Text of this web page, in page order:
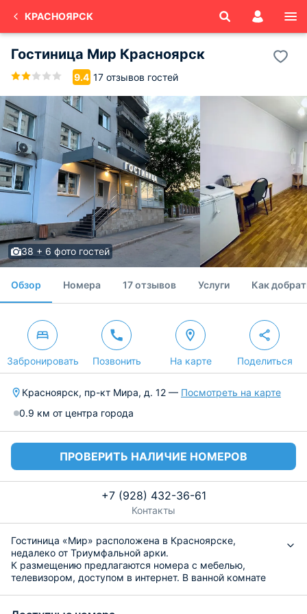
КРАСНОЯРСК
Гостиница Мир Красноярск
9.4 17 отзывов гостей
38 + 6 фото гостей
Обзор Номера 17 отзывов Услуги Как
Забронировать Позвонить На карте Поделиться
Красноярск, пр-кт Мира, д. 12 — Посмотреть на карте
0.9 км от центра города
ПРОВЕРИТЬ НАЛИЧИЕ НОМЕРОВ
+7 (928) 432-36-61
Контакты
Гостиница «Мир» расположена в Красноярске,
недалеко от Триумфальной арки.
К размещению предлагаются номера с мебелью,
телевизором, доступом в интернет. В ванной комнате